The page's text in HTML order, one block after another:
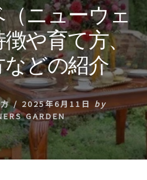
ニューウェ
や育て方、
どの紹介
/ 2025年6月11日 by
GARDEN